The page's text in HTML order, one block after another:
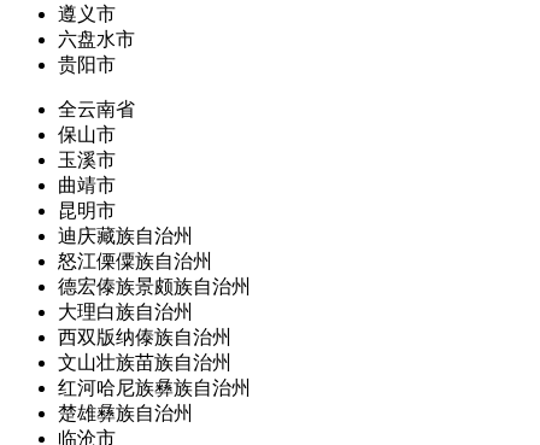
遵义市
六盘水市
贵阳市
全云南省
保山市
玉溪市
曲靖市
昆明市
迪庆藏族自治州
怒江傈僳族自治州
德宏傣族景颇族自治州
大理白族自治州
西双版纳傣族自治州
文山壮族苗族自治州
红河哈尼族彝族自治州
楚雄彝族自治州
临沧市